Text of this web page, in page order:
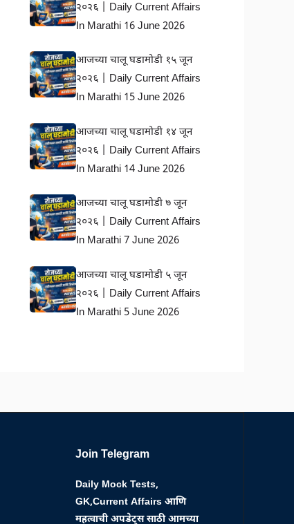
२०२६ | Daily Current Affairs
In Marathi 16 June 2026
आजच्या चालू घडामोडी १५ जून
२०२६ | Daily Current Affairs
In Marathi 15 June 2026
आजच्या चालू घडामोडी १४ जून
२०२६ | Daily Current Affairs
In Marathi 14 June 2026
आजच्या चालू घडामोडी ७ जून
२०२६ | Daily Current Affairs
In Marathi 7 June 2026
आजच्या चालू घडामोडी ५ जून
२०२६ | Daily Current Affairs
In Marathi 5 June 2026
Join Telegram
Daily Mock Tests,
GK,Current Affairs आणि
महत्वाची अपडेट्स साठी आमच्या